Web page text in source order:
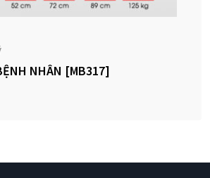
NHÂN [MB317]